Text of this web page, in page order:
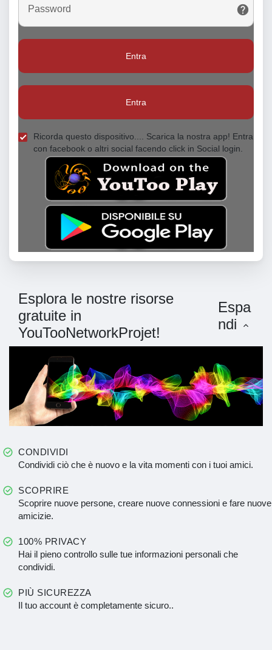
Password
Entra
Entra
Ricorda questo dispositivo.... Scarica la nostra app! Entra
con facebook o altri social facendo click in Social login.
Esplora le nostre risorse
gratuite in
YouTooNetworkProjet!
Espa
ndi
CONDIVIDI
Condividi ciò che è nuovo e la vita momenti con i tuoi amici.
SCOPRIRE
Scoprire nuove persone, creare nuove connessioni e fare nuove
amicizie.
100% PRIVACY
Hai il pieno controllo sulle tue informazioni personali che
condividi.
PIÙ SICUREZZA
Il tuo account è completamente sicuro..